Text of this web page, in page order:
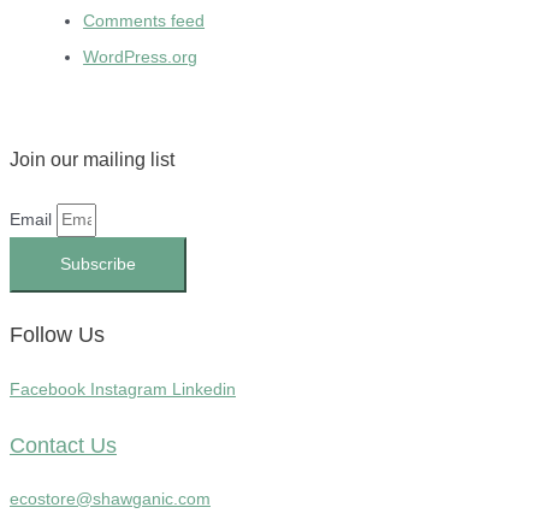
Comments feed
WordPress.org
Join our mailing list
Email
Subscribe
Follow Us
Facebook Instagram Linkedin
Contact Us
ecostore@shawganic.com